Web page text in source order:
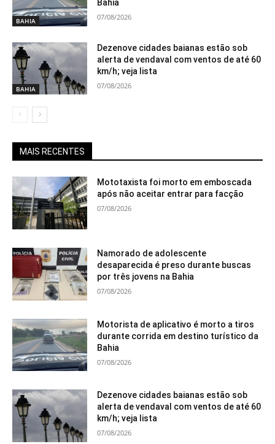
BAHIA
Bahia
07/08/2026
BAHIA
Dezenove cidades baianas estão sob
alerta de vendaval com ventos de até 60
km/h; veja lista
07/08/2026
MAIS RECENTES
Mototaxista foi morto em emboscada
após não aceitar entrar para facção
07/08/2026
Namorado de adolescente
desaparecida é preso durante buscas
por três jovens na Bahia
07/08/2026
Motorista de aplicativo é morto a tiros
durante corrida em destino turístico da
Bahia
07/08/2026
Dezenove cidades baianas estão sob
alerta de vendaval com ventos de até 60
km/h; veja lista
07/08/2026